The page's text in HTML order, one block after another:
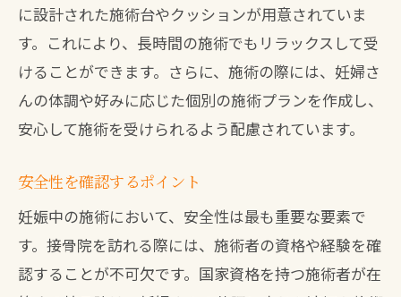
に設計された施術台やクッションが用意されていま
す。これにより、長時間の施術でもリラックスして受
けることができます。さらに、施術の際には、妊婦さ
んの体調や好みに応じた個別の施術プランを作成し、
安心して施術を受けられるよう配慮されています。
安全性を確認するポイント
妊娠中の施術において、安全性は最も重要な要素で
す。接骨院を訪れる際には、施術者の資格や経験を確
認することが不可欠です。国家資格を持つ施術者が在